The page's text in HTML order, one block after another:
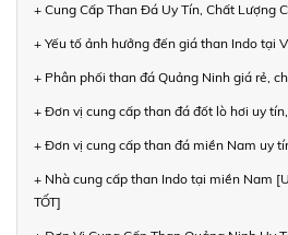
+ Cung Cấp Than Đá Uy Tín, Chất Lượng
+ Yếu tố ảnh hưởng đến giá than Indo tại
+ Phân phối than đá Quảng Ninh giá rẻ,
+ Đơn vị cung cấp than đá đốt lò hơi uy
+ Đơn vị cung cấp than đá miền Nam uy
+ Nhà cung cấp than Indo tại miền Nam
TỐT]